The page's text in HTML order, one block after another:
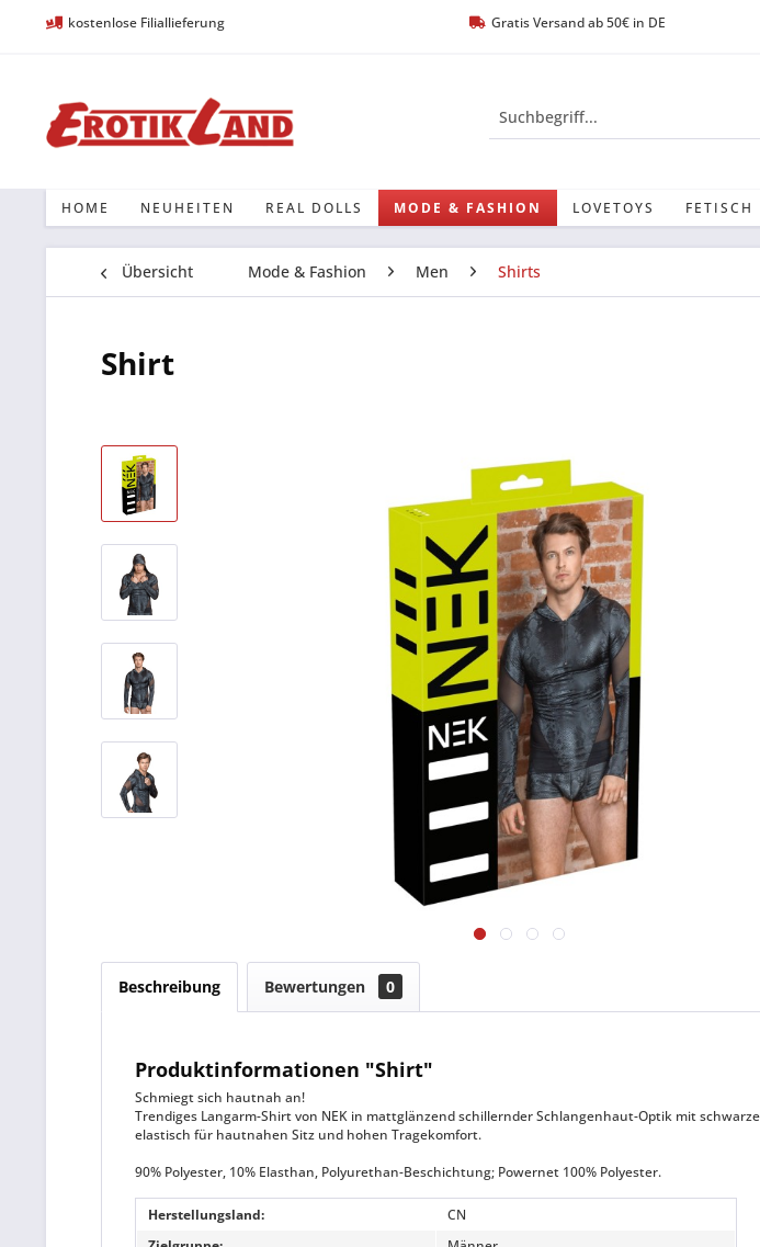
kostenlose Filiallieferung Gratis Versand ab 50€ in DE
HOME NEUHEITEN REAL DOLLS MODE & FASHION LOVETOYS FETISCH
Übersicht Mode & Fashion Men Shirts
Shirt
Beschreibung Bewertungen 0
Produktinformationen "Shirt"
Schmiegt sich hautnah an!
Trendiges Langarm-Shirt von NEK in mattglänzend schillernder Schlangenhaut-Optik mit
elastisch für hautnahen Sitz und hohen Tragekomfort.
90% Polyester, 10% Elasthan, Polyurethan-Beschichtung; Powernet 100% Polyester.
Herstellungsland:
CN